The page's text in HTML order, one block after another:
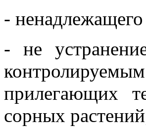
-
- не
прилегающих
сорных